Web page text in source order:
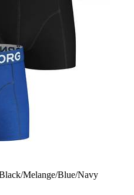
Melange/Blue/Navy